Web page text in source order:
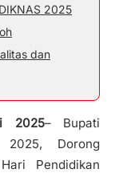
2025
dan
2025– Bupati
2025, Dorong
Pendidikan